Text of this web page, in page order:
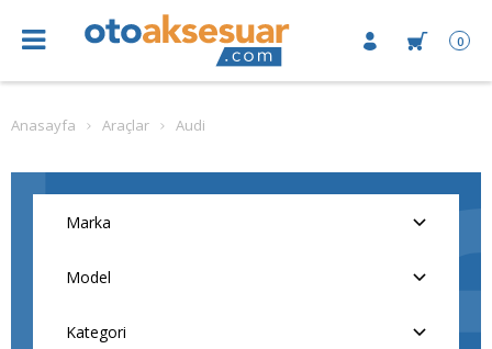
0
Anasayfa Araçlar Audi